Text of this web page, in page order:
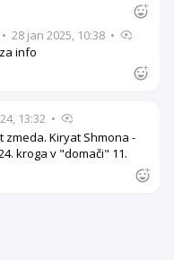
• 28 jan 2025, 10:38 •
info
13:32 •
zmeda. Kiryat Shmona -
kroga v "domači" 11.